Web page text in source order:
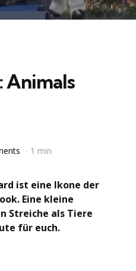
Animals
1 min
ist eine Ikone der
Eine kleine
Streiche als Tiere
für euch.